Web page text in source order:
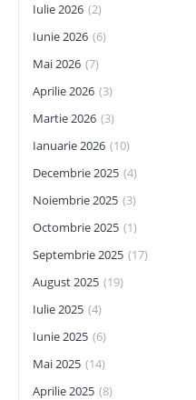
Iulie 2026 (2)
Iunie 2026 (6)
Mai 2026 (7)
Aprilie 2026 (3)
Martie 2026 (3)
Ianuarie 2026 (10)
Decembrie 2025 (4)
Noiembrie 2025 (3)
Octombrie 2025 (1)
Septembrie 2025 (17)
August 2025 (19)
Iulie 2025 (4)
Iunie 2025 (6)
Mai 2025 (14)
Aprilie 2025 (8)